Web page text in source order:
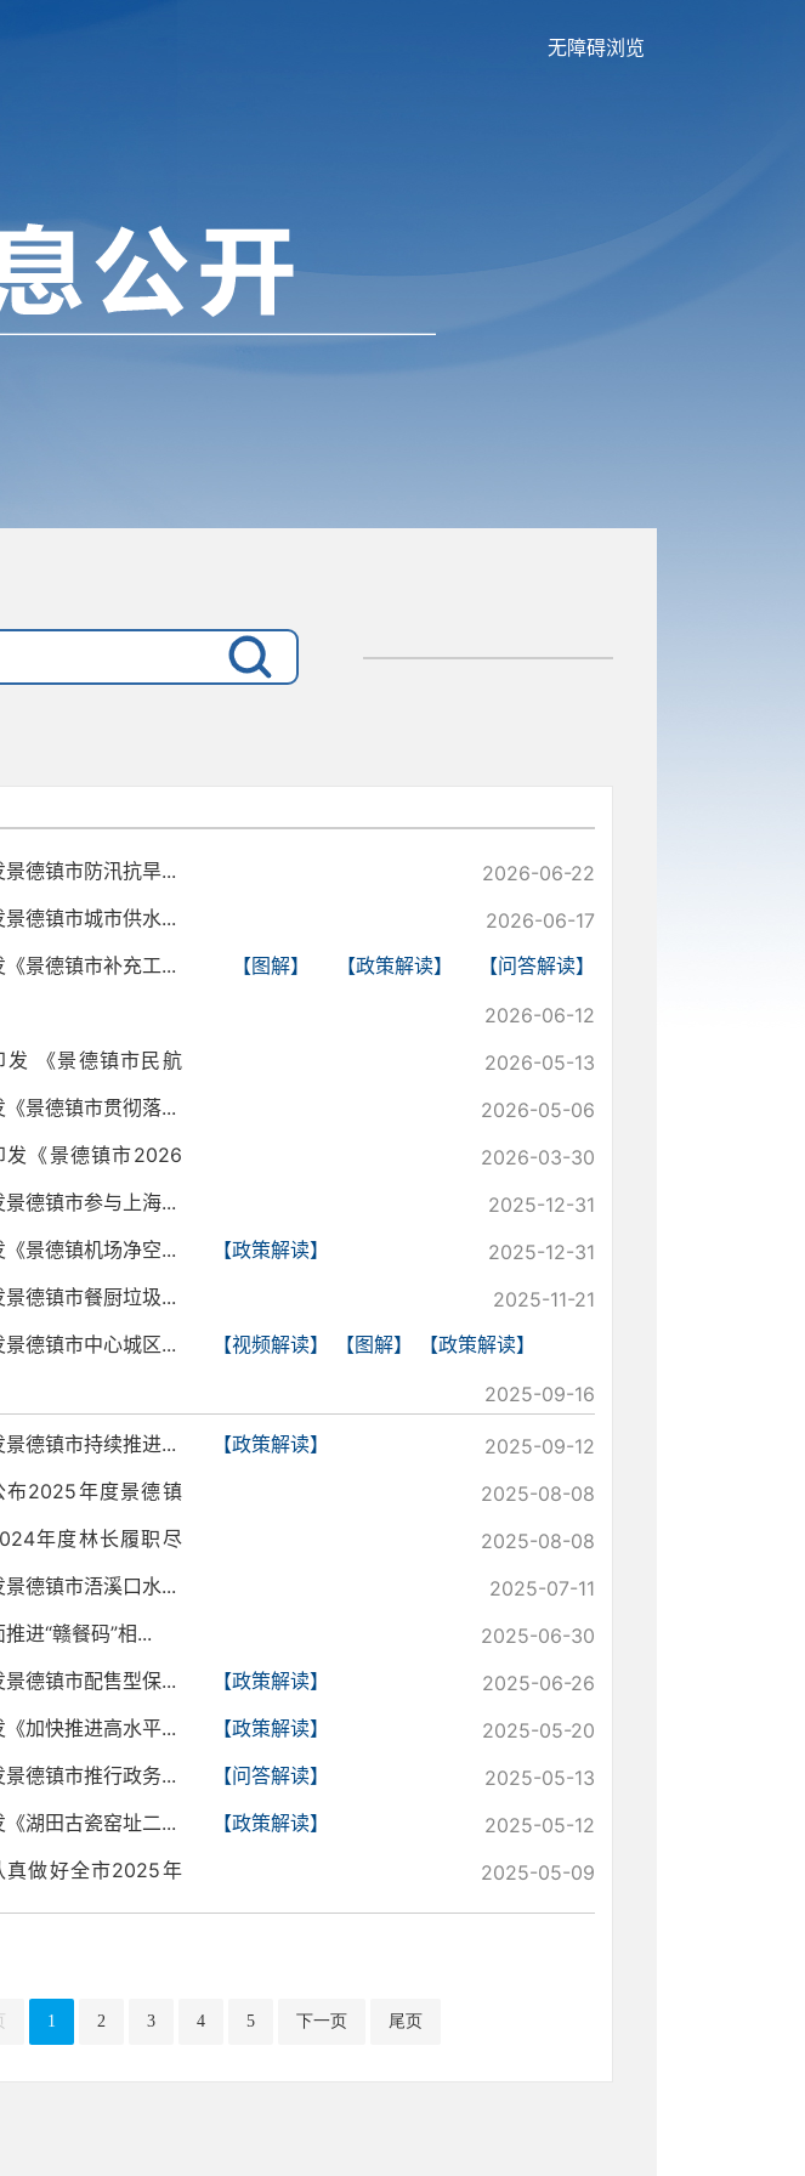
无障碍浏览
德镇市防汛抗旱...
2026-06-22
德镇市城市供水...
2026-06-17
景德镇市补充工...
【图解】 【政策解读】
【问答解读】
2026-06-12
发 《景德镇市民航
2026-05-13
景德镇市贯彻落...
2026-05-06
发《景德镇市2026
2026-03-30
德镇市参与上海...
2025-12-31
景德镇机场净空...
【政策解读】
2025-12-31
德镇市餐厨垃圾...
2025-11-21
德镇市中心城区...
【视频解读】 【图解】 【政策解读】
2025-09-16
德镇市持续推进... 【政策解读】
2025-09-12
布2025年度景德镇
2025-08-08
年度林长履职尽
2025-08-08
德镇市浯溪口水...
2025-07-11
进“赣餐码”相...
2025-06-30
德镇市配售型保...
【政策解读】
2025-06-26
加快推进高水平...
【政策解读】
2025-05-20
德镇市推行政务...
【问答解读】
2025-05-13
湖田古瓷窑址二...
【政策解读】
2025-05-12
真做好全市2025年
2025-05-09
1 2 3 4 5 下一页 尾页